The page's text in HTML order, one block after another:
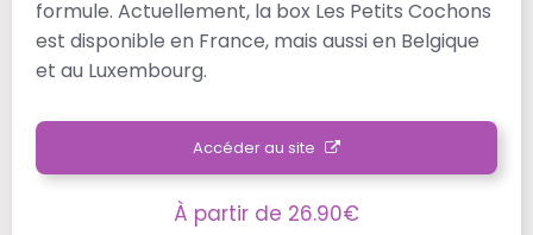
formule. Actuellement, la box Les Petits Cochons
est disponible en France, mais aussi en Belgique
et au Luxembourg.
Accéder au site
À partir de 26.90€